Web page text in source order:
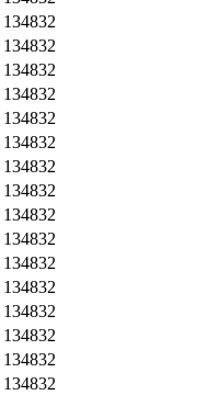
134832
134832
134832
134832
134832
134832
134832
134832
134832
134832
134832
134832
134832
134832
134832
134832